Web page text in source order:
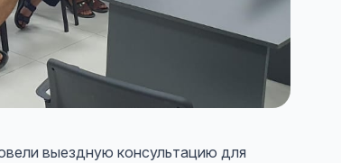
выездную консультацию для